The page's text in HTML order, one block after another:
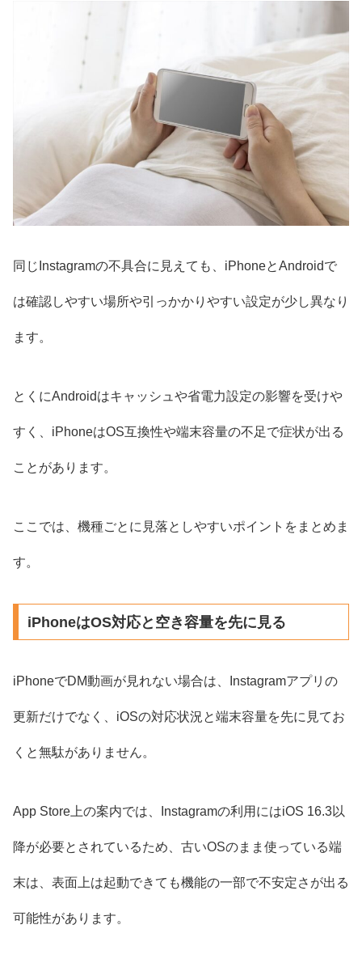
同じInstagramの不具合に見えても、iPhoneとAndroidで
は確認しやすい場所や引っかかりやすい設定が少し異なり
ます。
とくにAndroidはキャッシュや省電力設定の影響を受けや
すく、iPhoneはOS互換性や端末容量の不足で症状が出る
ことがあります。
ここでは、機種ごとに見落としやすいポイントをまとめま
す。
iPhoneはOS対応と空き容量を先に見る
iPhoneでDM動画が見れない場合は、Instagramアプリの
更新だけでなく、iOSの対応状況と端末容量を先に見てお
くと無駄がありません。
App Store上の案内では、Instagramの利用にはiOS 16.3以
降が必要とされているため、古いOSのまま使っている端
末は、表面上は起動できても機能の一部で不安定さが出る
可能性があります。